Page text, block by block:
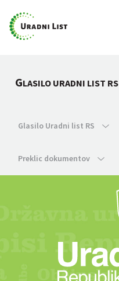
GLASILO URADNI LIST RS
Glasilo Uradni list RS
Preklic dokumentov